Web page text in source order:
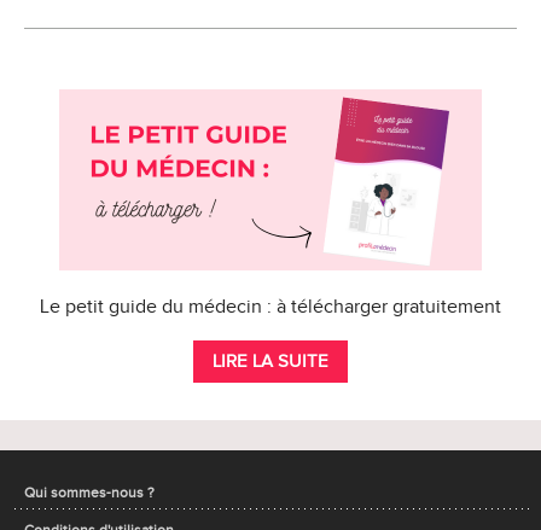
Le petit guide du médecin : à télécharger gratuitement
LIRE LA SUITE
Qui sommes-nous ?